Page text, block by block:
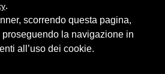
.
scorrendo questa pagina,
la navigazione in
all’uso dei cookie.